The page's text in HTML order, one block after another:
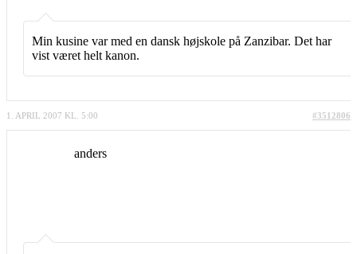
Min kusine var med en dansk højskole på Zanzibar. Det har
vist været helt kanon.
1. APRIL 2007 KL. 5:00 #3512806
anders